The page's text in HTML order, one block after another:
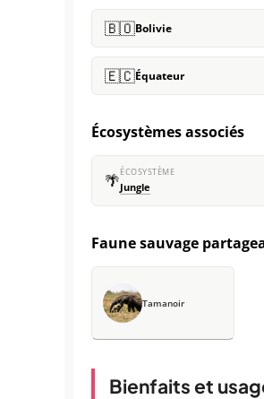
🇧🇴Bolivie
🇪🇨Équateur
Écosystèmes associés
🌴ÉCOSYSTÈME
Jungle
Faune sauvage
Tamanoir
Bienfaits et